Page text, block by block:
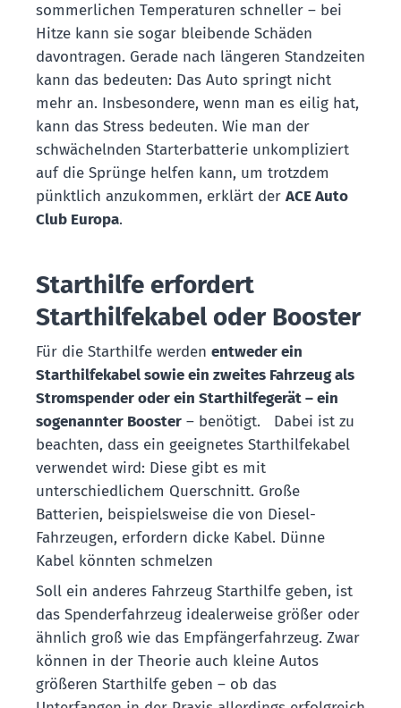
sommerlichen Temperaturen schneller – bei
Hitze kann sie sogar bleibende Schäden
davontragen. Gerade nach längeren Standzeiten
kann das bedeuten: Das Auto springt nicht
mehr an. Insbesondere, wenn man es eilig hat,
kann das Stress bedeuten. Wie man der
schwächelnden Starterbatterie unkompliziert
auf die Sprünge helfen kann, um trotzdem
pünktlich anzukommen, erklärt der ACE Auto
Club Europa.
Starthilfe erfordert
Starthilfekabel oder Booster
Für die Starthilfe werden entweder ein
Starthilfekabel sowie ein zweites Fahrzeug als
Stromspender oder ein Starthilfegerät – ein
sogenannter Booster – benötigt. Dabei ist zu
beachten, dass ein geeignetes Starthilfekabel
verwendet wird: Diese gibt es mit
unterschiedlichem Querschnitt. Große
Batterien, beispielsweise die von Diesel-
Fahrzeugen, erfordern dicke Kabel. Dünne
Kabel könnten schmelzen
Soll ein anderes Fahrzeug Starthilfe geben, ist
das Spenderfahrzeug idealerweise größer oder
ähnlich groß wie das Empfängerfahrzeug. Zwar
können in der Theorie auch kleine Autos
größeren Starthilfe geben – ob das